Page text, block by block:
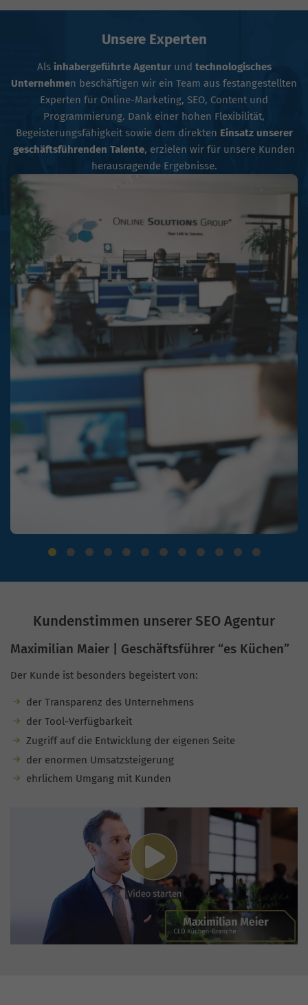
Unsere Experten
Alsinhabergeführte Agenturund technologisches
Unternehmen beschäftigen wir ein Team aus festangestellten
Experten für Online-Marketing, SEO, Content und
Programmierung. Dank einer hohen Flexibilität,
Begeisterungsfähigkeit sowie dem direkten Einsatz unserer
geschäftsführenden Talente, erzielen wir für unsere Kunden
herausragende Ergebnisse.
Kundenstimmen unserer SEO Agentur
Maximilian Maier | Geschäftsführer “es Küchen”
Der Kunde ist besonders begeistert von:
der Transparenz des Unternehmens
der Tool-Verfügbarkeit
Zugriff auf die Entwicklung der eigenen Seite
der enormen Umsatzsteigerung
ehrlichem Umgang mit Kunden